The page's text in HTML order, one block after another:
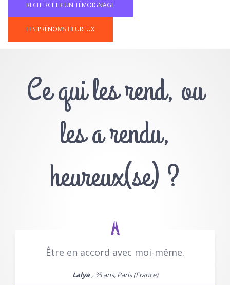
LES PRÉNOMS HEUREUX
Ce qui les rend, ou
les a rendu,
heureux(se) ?
Être en accord avec moi-même.
Lalya, 35 ans, Paris (France)